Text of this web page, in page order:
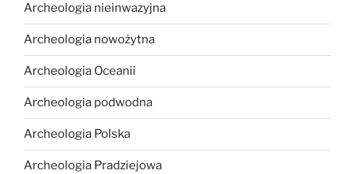
Archeologia nieinwazyjna
Archeologia nowożytna
Archeologia Oceanii
Archeologia podwodna
Archeologia Polska
Archeologia Pradziejowa